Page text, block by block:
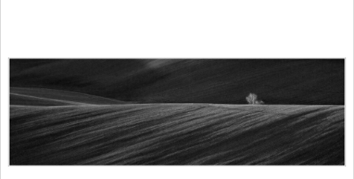
Zapomněli jste heslo?
Měli jste účet na starém webu?